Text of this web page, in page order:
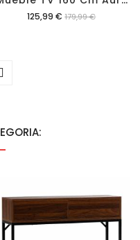
Precio
125,99 € 179,99 €